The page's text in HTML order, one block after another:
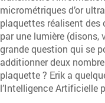
micrométriques d’or
plaquettes réalisent
par une lumière (disons,
grande question qui se
additionner deux
plaquette ? Erik a
l’Intelligence Artificielle